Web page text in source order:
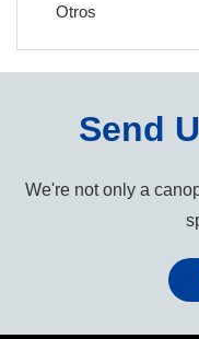
Otros
Send
We're not only a